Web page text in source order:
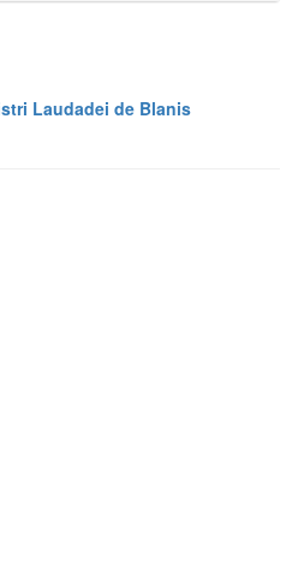
Laudadei de Blanis